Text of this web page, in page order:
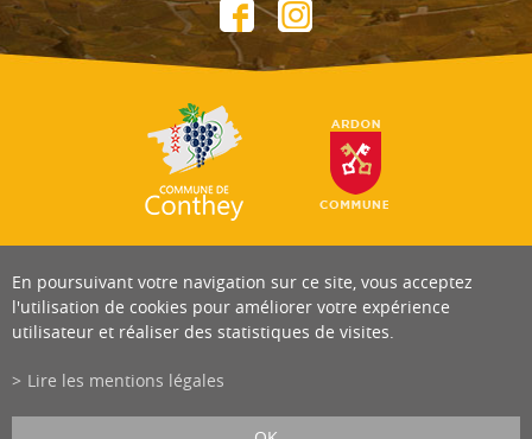
En poursuivant votre navigation sur ce site, vous acceptez
l'utilisation de cookies pour améliorer votre expérience
utilisateur et réaliser des statistiques de visites.
Lire les mentions légales